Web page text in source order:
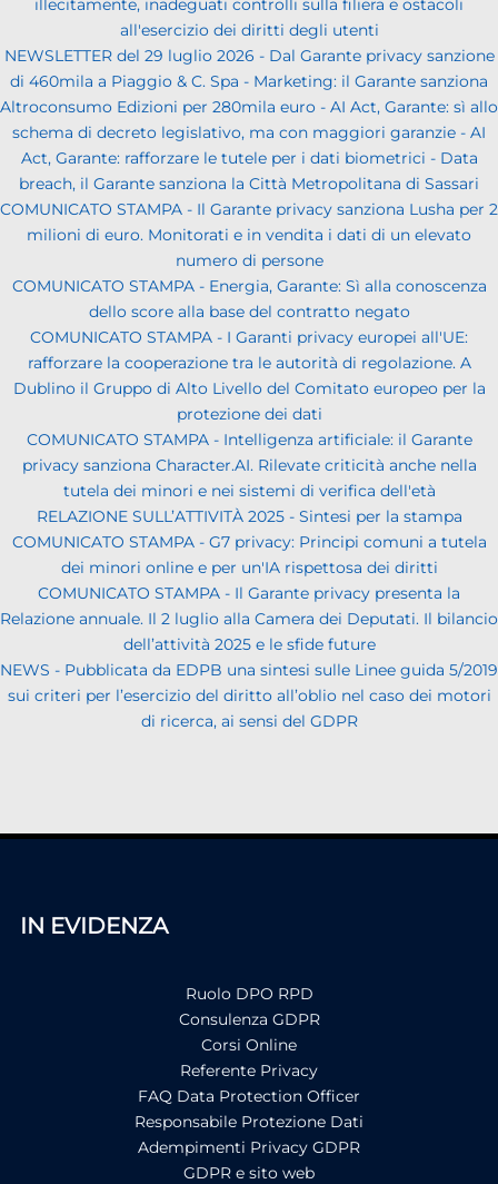
illecitamente, inadeguati controlli sulla filiera e ostacoli
all'esercizio dei diritti degli utenti
NEWSLETTER del 29 luglio 2026 - Dal Garante privacy sanzione
di 460mila a Piaggio & C. Spa - Marketing: il Garante sanziona
Altroconsumo Edizioni per 280mila euro - AI Act, Garante: sì allo
schema di decreto legislativo, ma con maggiori garanzie - AI
Act, Garante: rafforzare le tutele per i dati biometrici - Data
breach, il Garante sanziona la Città Metropolitana di Sassari
COMUNICATO STAMPA - Il Garante privacy sanziona Lusha per 2
milioni di euro. Monitorati e in vendita i dati di un elevato
numero di persone
COMUNICATO STAMPA - Energia, Garante: Sì alla conoscenza
dello score alla base del contratto negato
COMUNICATO STAMPA - I Garanti privacy europei all'UE:
rafforzare la cooperazione tra le autorità di regolazione. A
Dublino il Gruppo di Alto Livello del Comitato europeo per la
protezione dei dati
COMUNICATO STAMPA - Intelligenza artificiale: il Garante
privacy sanziona Character.AI. Rilevate criticità anche nella
tutela dei minori e nei sistemi di verifica dell'età
RELAZIONE SULL’ATTIVITÀ 2025 - Sintesi per la stampa
COMUNICATO STAMPA - G7 privacy: Principi comuni a tutela
dei minori online e per un'IA rispettosa dei diritti
COMUNICATO STAMPA - Il Garante privacy presenta la
Relazione annuale. Il 2 luglio alla Camera dei Deputati. Il bilancio
dell’attività 2025 e le sfide future
NEWS - Pubblicata da EDPB una sintesi sulle Linee guida 5/2019
sui criteri per l’esercizio del diritto all’oblio nel caso dei motori
di ricerca, ai sensi del GDPR
IN EVIDENZA
Ruolo DPO RPD
Consulenza GDPR
Corsi Online
Referente Privacy
FAQ Data Protection Officer
Responsabile Protezione Dati
Adempimenti Privacy GDPR
GDPR e sito web